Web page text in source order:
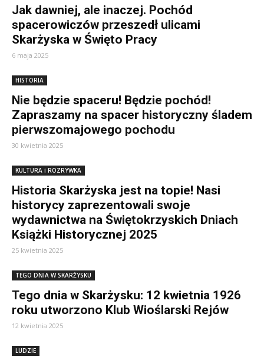
Jak dawniej, ale inaczej. Pochód
spacerowiczów przeszedł ulicami
Skarżyska w Święto Pracy
6 maja 2025
HISTORIA
Nie będzie spaceru! Będzie pochód!
Zapraszamy na spacer historyczny śladem
pierwszomajowego pochodu
30 kwietnia 2025
KULTURA i ROZRYWKA
Historia Skarżyska jest na topie! Nasi
historycy zaprezentowali swoje
wydawnictwa na Świętokrzyskich Dniach
Książki Historycznej 2025
25 kwietnia 2025
TEGO DNIA W SKARŻYSKU
Tego dnia w Skarżysku: 12 kwietnia 1926
roku utworzono Klub Wioślarski Rejów
12 kwietnia 2025
LUDZIE